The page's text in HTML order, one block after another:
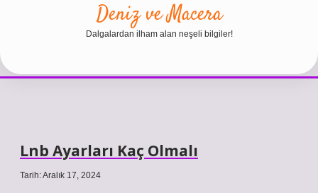
Deniz ve Macera
Dalgalardan ilham alan neşeli bilgiler!
Lnb Ayarları Kaç Olmalı
Tarih: Aralık 17, 2024